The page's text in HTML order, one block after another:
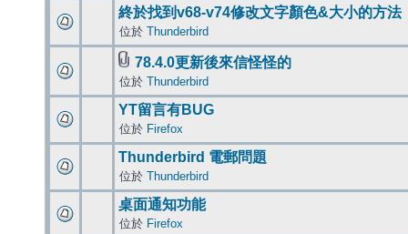
終於找到v68-v74修改文字顏色&大小的方法
位於 Thunderbird
78.4.0更新後來信怪怪的
位於 Thunderbird
YT留言有BUG
位於 Firefox
Thunderbird 電郵問題
位於 Thunderbird
桌面通知功能
位於 Firefox